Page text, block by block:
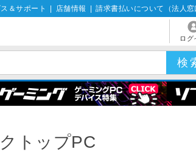
＆サポート 店舗情報 請求書払いについて（法人窓
ログ
トップPC